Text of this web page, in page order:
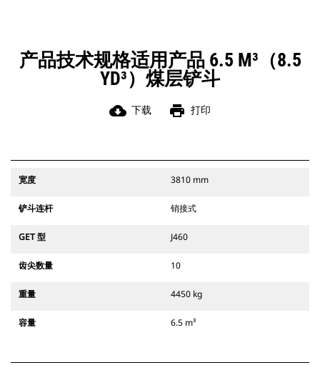
产品技术规格适用产品 6.5 M³（8.5
YD³）煤层铲斗
cloud_download 下载 print 打印
宽度 3810 mm
铲斗连杆 销接式
GET 型 J460
齿尖数量 10
重量 4450 kg
容量 6.5 m³